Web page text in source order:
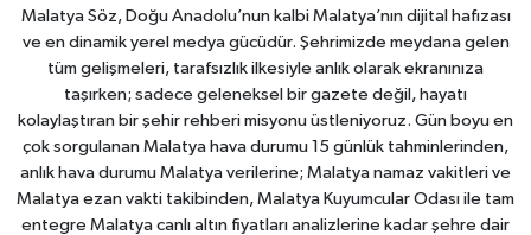
Malatya Söz, Doğu Anadolu’nun kalbi Malatya’nın dijital hafızası
ve en dinamik yerel medya gücüdür. Şehrimizde meydana gelen
tüm gelişmeleri, tarafsızlık ilkesiyle anlık olarak ekranınıza
taşırken; sadece geleneksel bir gazete değil, hayatı
kolaylaştıran bir şehir rehberi misyonu üstleniyoruz. Gün boyu en
çok sorgulanan Malatya hava durumu 15 günlük tahminlerinden,
anlık hava durumu Malatya verilerine; Malatya namaz vakitleri ve
Malatya ezan vakti takibinden, Malatya Kuyumcular Odası ile tam
entegre Malatya canlı altın fiyatları analizlerine kadar şehre dair